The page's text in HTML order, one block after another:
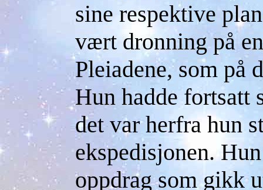
sine respektive
vært dronning på
Pleiadene, som på
Hun hadde fortsatt
det var herfra hun
ekspedisjonen.
oppdrag som gikk